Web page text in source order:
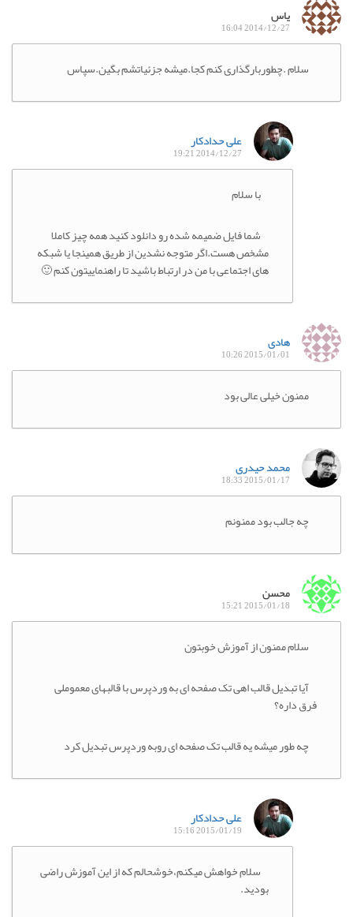
یاس
2014/12/27 16:04
سلام .چطوربارگذاری کنم کجا.میشه جزئیاتشم بگین.سپاس
علی حدادکار
2014/12/27 19:21
با سلام
شما فایل ضمیمه شده رو دانلود کنید همه چیز کاملا
مشخص هست.اگر متوجه نشدین از طریق همینجا یا شبکه
های اجتماعی با من در ارتباط باشید تا راهنماییتون کنم 🙂
هادی
2015/01/01 10:26
ممنون خیلی عالی بود
محمد حیدری
2015/01/17 18:33
چه جالب بود ممنونم
محسن
2015/01/18 15:21
سلام ممنون از آموزش خوبتون
آیا تبدیل قالب اهی تک صفحه ای به وردپرس با قالبهای معموملی
فرق داره؟
چه طور میشه یه قالب تک صفحه ای روبه وردپرس تبدیل کرد
علی حدادکار
2015/01/19 15:16
سلام خواهش میکنم،خوشحالم که از این آموزش راضی
بودید.